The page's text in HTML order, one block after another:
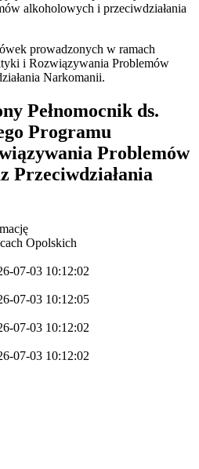
alkoholowych i przeciwdziałania
prowadzonych w ramach
i Rozwiązywania Problemów
Narkomanii.
Pełnomocnik ds.
Programu
Problemów
Przeciwdziałania
Opolskich
07-03 10:12:02
07-03 10:12:05
07-03 10:12:02
07-03 10:12:02